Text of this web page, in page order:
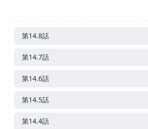
第14.8話
第14.7話
第14.6話
第14.5話
第14.4話